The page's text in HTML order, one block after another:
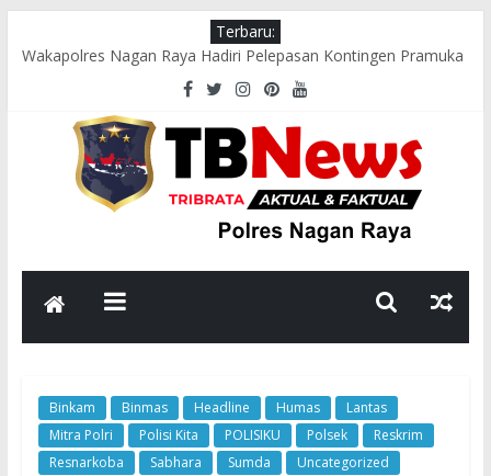
Terbaru:
Wakapolres Nagan Raya Hadiri Pelepasan Kontingen Pramuka
Menuju Cibubur di Pendopo Bupati
Polsek Seunagan Timur Gelar Pengaturan Lalu Lintas Pagi di
Lokasi Rawan Kecelakaan dan Kemacetan
Polsek Tadu Raya Sambangi Dapur MBG, Pastikan Kebersihan
dan Kelayakan Pengolahan Makanan
sambut HUT ke-81 RI, Bhabinkamtibmas Polsek Seunagan
Ajak Warga Kibarkan Bendera Merah Putih
Polsek Kuala Polres Nagan Raya Gelar Patroli dan Sosialisasi
Pencegahan Karhutla
Binkam Binmas Headline Humas
Lantas
Mitra Polri
Polisi Kita POLISIKU Polsek
Reskrim
Resnarkoba
Sabhara Sumda Uncategorized